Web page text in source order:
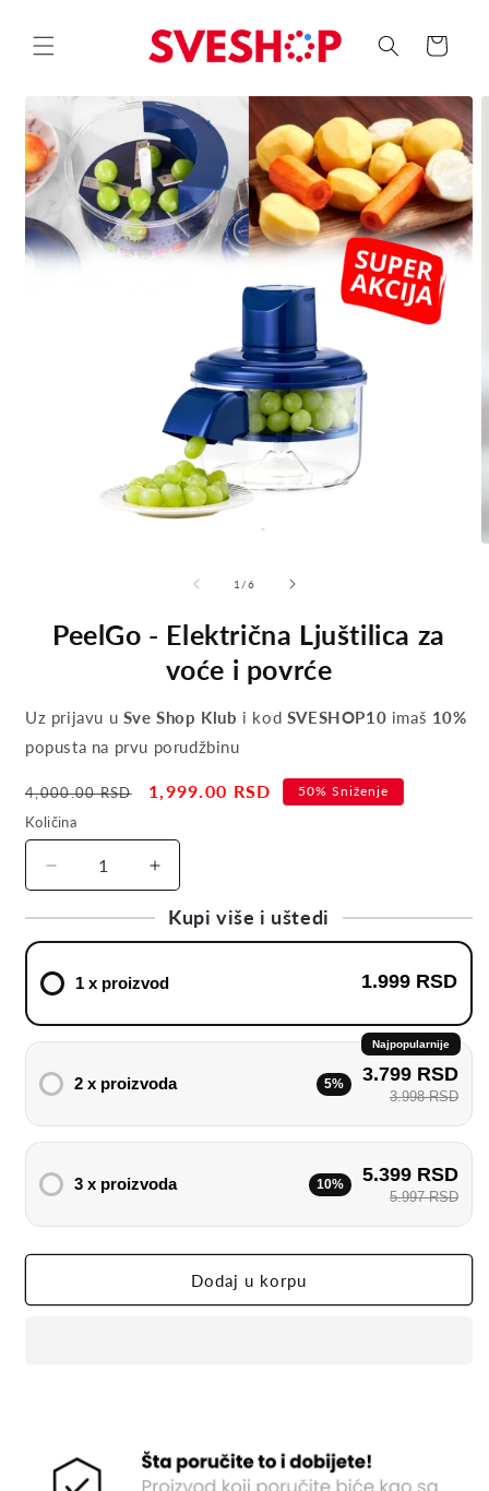
content
Korpa
Skip to
product
information
1 /of
6
PeelGo - Električna Ljuštilica za
voće i povrće
Uz prijavu u Sve Shop Klub i kod SVESHOP10 imaš 10%
popusta na prvu porudžbinu
Regular
price
4,000.00 RSD
Sale
1,999.00 RSD 50% Sniženje
Količina
Decrease
quantity
for
PeelGo
-
Električna
i
Increase
quantity
for
PeelGo
Električna
i
Kupi više i uštedi
1 x proizvod 1.999 RSD
Najpopularnije
2 x proizvoda 5% 3.799 RSD
3.998 RSD
3 x proizvoda 10% 5.399 RSD
5.997 RSD
Dodaj u korpu